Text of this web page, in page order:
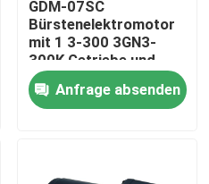
GDM-07SC
Bürstenelektromotor
mit 1 3-300 3GN3-
300K Getriebe und
25W Spannung 12V
24V Ausgangsleistung
Anfrage absenden